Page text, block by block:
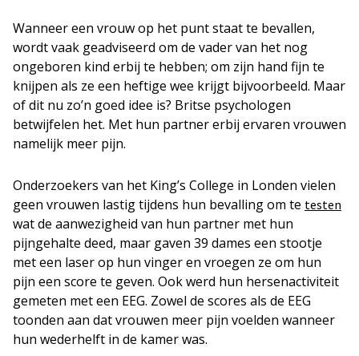
Wanneer een vrouw op het punt staat te bevallen,
wordt vaak geadviseerd om de vader van het nog
ongeboren kind erbij te hebben; om zijn hand fijn te
knijpen als ze een heftige wee krijgt bijvoorbeeld. Maar
of dit nu zo’n goed idee is? Britse psychologen
betwijfelen het. Met hun partner erbij ervaren vrouwen
namelijk meer pijn.
Onderzoekers van het King’s College in Londen vielen
geen vrouwen lastig tijdens hun bevalling om te testen
wat de aanwezigheid van hun partner met hun
pijngehalte deed, maar gaven 39 dames een stootje
met een laser op hun vinger en vroegen ze om hun
pijn een score te geven. Ook werd hun hersenactiviteit
gemeten met een EEG. Zowel de scores als de EEG
toonden aan dat vrouwen meer pijn voelden wanneer
hun wederhelft in de kamer was.